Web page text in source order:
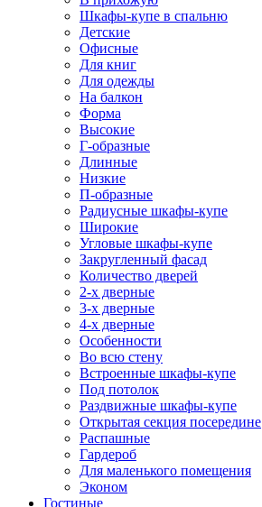
Шкафы-купе в спальню
Детские
Офисные
Для книг
Для одежды
На балкон
Форма
Высокие
Г-образные
Длинные
Низкие
П-образные
Радиусные шкафы-купе
Широкие
Угловые шкафы-купе
Закругленный фасад
Количество дверей
2-х дверные
3-х дверные
4-х дверные
Особенности
Во всю стену
Встроенные шкафы-купе
Под потолок
Раздвижные шкафы-купе
Открытая секция посередине
Распашные
Гардероб
Для маленького помещения
Эконом
Гостиные